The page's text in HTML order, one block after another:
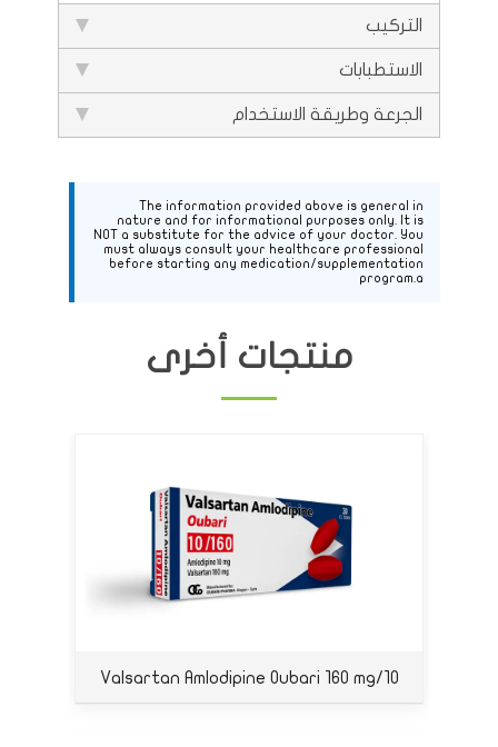
التركيب
الاستطبابات
الجرعة وطريقة الاستخدام
The information provided above is general in
nature and for informational purposes only. It is
NOT a substitute for the advice of your doctor. You
must always consult your healthcare professional
before starting any medication/supplementation
program.a
منتجات أخرى
Valsartan Amlodipine Oubari 160 mg/10